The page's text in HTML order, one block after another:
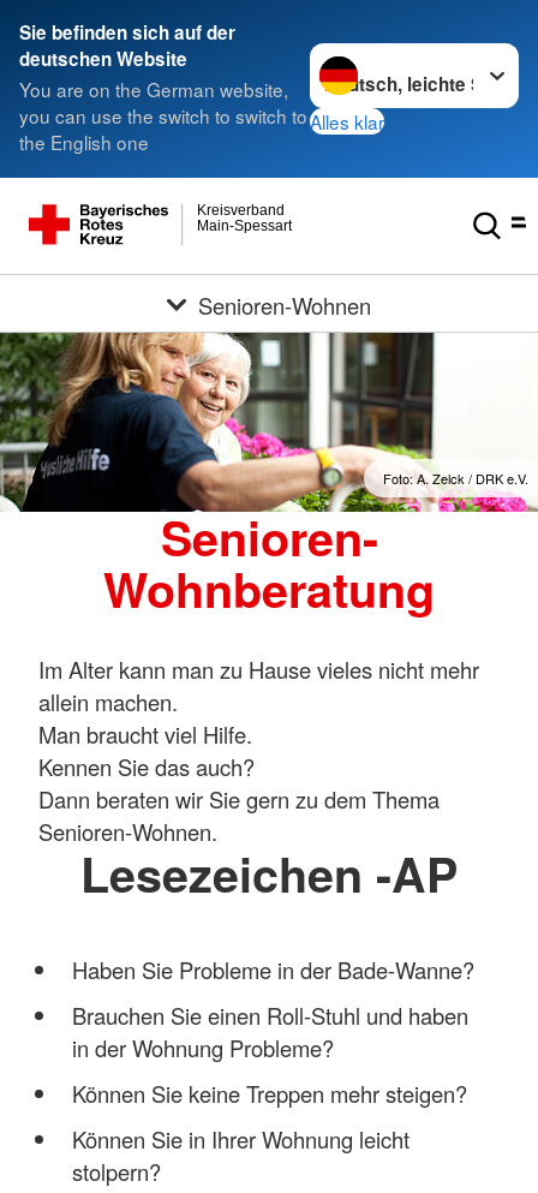
Sie befinden sich auf der
deutschen Website
You are on the German website,
you can use the switch to switch to
the English one
Sprache wechseln zu
Alles klar
Main-Spessart
Kreisverband
Senioren-Wohnen
Foto: A. Zelck / DRK e.V.
Senioren-
Wohnberatung
Im Alter kann man zu Hause vieles nicht mehr
allein machen.
Man braucht viel Hilfe.
Kennen Sie das auch?
Dann beraten wir Sie gern zu dem Thema
Senioren-Wohnen.
Lesezeichen -AP
Haben Sie Probleme in der Bade-Wanne?
Brauchen Sie einen Roll-Stuhl und haben
in der Wohnung Probleme?
Können Sie keine Treppen mehr steigen?
Können Sie in Ihrer Wohnung leicht
stolpern?